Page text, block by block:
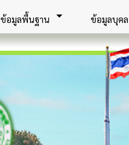
ข้อมูลพื้นฐาน arrow_drop_down ข้อมูลบุคล